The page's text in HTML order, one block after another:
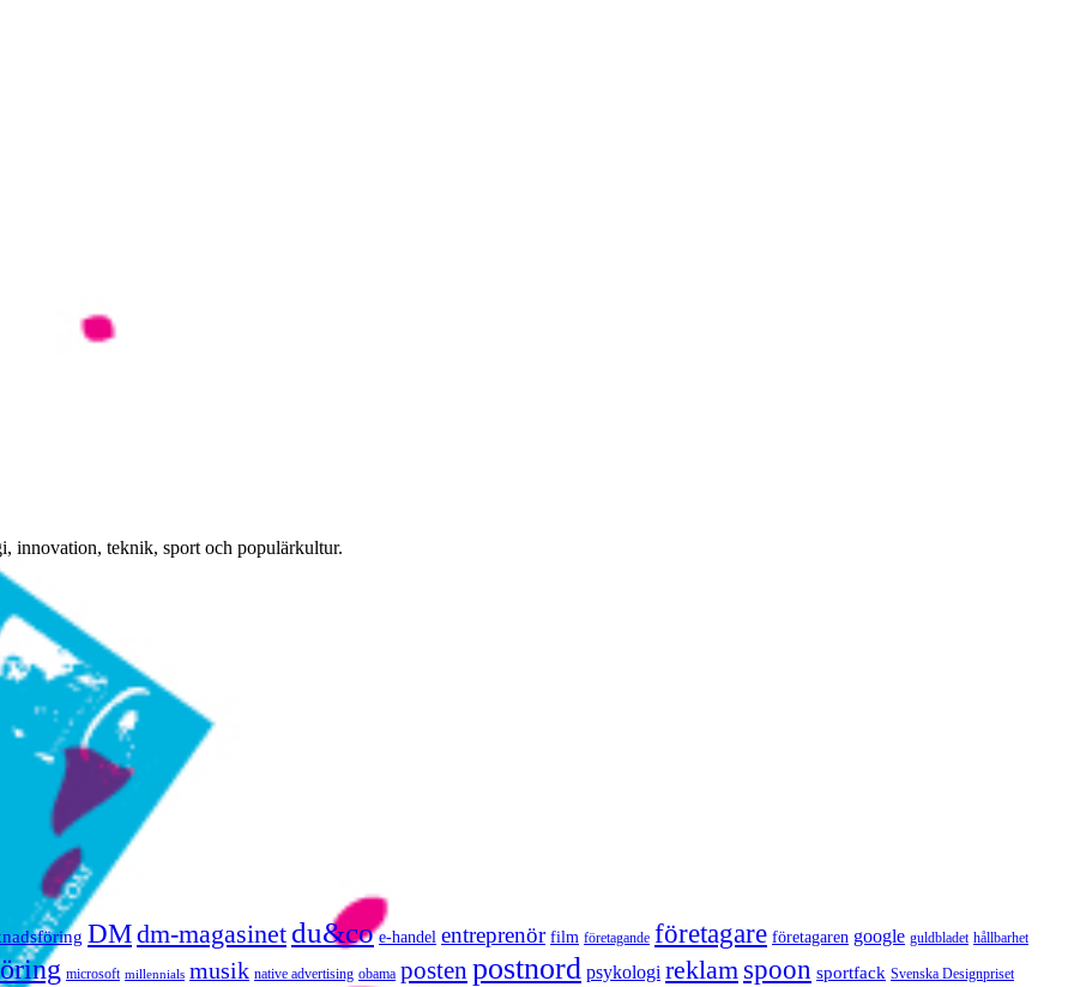
innovation, teknik, sport och populärkultur.
DMdm-magasinet du&co e-handel entreprenör film företagande företagare företagaren google guldbladet hållbarhet
microsoft millennials musik native advertising obama posten postnord psykologi reklam spoon sportfack Svenska Designpriset